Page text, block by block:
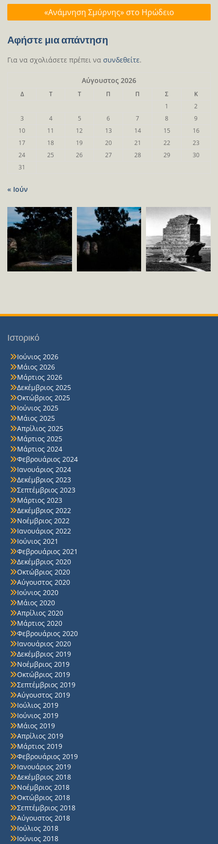
«Ανάμνηση Σμύρνης» στο Ηρώδειο
Αφήστε μια απάντηση
Για να σχολιάσετε πρέπει να συνδεθείτε.
Αύγουστος 2026
Δ Τ Τ Π Π Σ
Κ
1
2
3
4 5 6 7 8
9
10
11 12 13 14 15
16
17
18 19 20 21 22
23
24
25 26 27 28 29
30
31
« Ιούν
Ιστορικό
Ιούνιος 2026
Μάιος 2026
Μάρτιος 2026
Δεκέμβριος 2025
Οκτώβριος 2025
Ιούνιος 2025
Μάιος 2025
Απρίλιος 2025
Μάρτιος 2025
Μάρτιος 2024
Φεβρουάριος 2024
Ιανουάριος 2024
Δεκέμβριος 2023
Σεπτέμβριος 2023
Μάρτιος 2023
Δεκέμβριος 2022
Νοέμβριος 2022
Ιανουάριος 2022
Ιούνιος 2021
Φεβρουάριος 2021
Δεκέμβριος 2020
Οκτώβριος 2020
Αύγουστος 2020
Ιούνιος 2020
Μάιος 2020
Απρίλιος 2020
Μάρτιος 2020
Φεβρουάριος 2020
Ιανουάριος 2020
Δεκέμβριος 2019
Νοέμβριος 2019
Οκτώβριος 2019
Σεπτέμβριος 2019
Αύγουστος 2019
Ιούλιος 2019
Ιούνιος 2019
Μάιος 2019
Απρίλιος 2019
Μάρτιος 2019
Φεβρουάριος 2019
Ιανουάριος 2019
Δεκέμβριος 2018
Νοέμβριος 2018
Οκτώβριος 2018
Σεπτέμβριος 2018
Αύγουστος 2018
Ιούλιος 2018
Ιούνιος 2018